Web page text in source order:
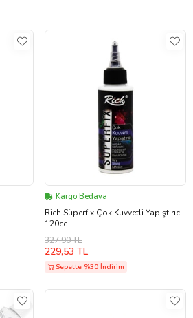
Kargo Bedava
Rich Süperfix Çok Kuvvetli Yapıştırıcı
120cc
327,90 TL
229,53 TL
Sepette %30 İndirim